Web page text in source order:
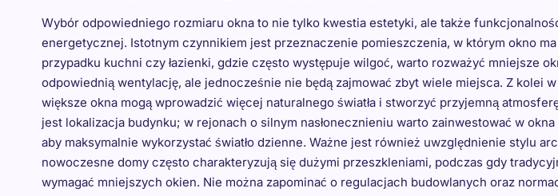
Wybór odpowiedniego rozmiaru okna to nie tylko kwestia estetyki, ale także
energetycznej. Istotnym czynnikiem jest przeznaczenie pomieszczenia, w którym okno
przypadku kuchni czy łazienki, gdzie często występuje wilgoć, warto rozważyć mniejsze
odpowiednią wentylację, ale jednocześnie nie będą zajmować zbyt wiele miejsca. Z kolei
większe okna mogą wprowadzić więcej naturalnego światła i stworzyć przyjemną
jest lokalizacja budynku; w rejonach o silnym nasłonecznieniu warto zainwestować w
aby maksymalnie wykorzystać światło dzienne. Ważne jest również uwzględnienie stylu
nowoczesne domy często charakteryzują się dużymi przeszkleniami, podczas gdy
wymagać mniejszych okien. Nie można zapominać o regulacjach budowlanych oraz